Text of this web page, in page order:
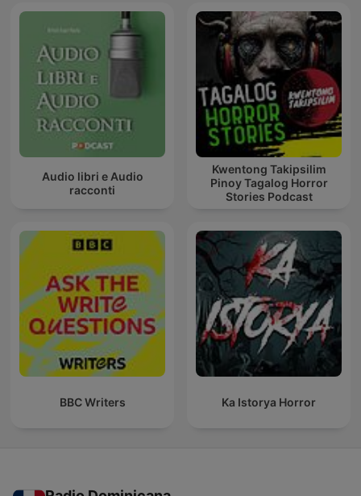
Audio libri e Audio
racconti
Kwentong Takipsilim
Pinoy Tagalog Horror
Stories Podcast
BBC Writers Ka Istorya Horror